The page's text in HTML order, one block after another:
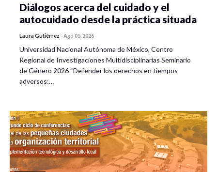
Diálogos acerca del cuidado y el
autocuidado desde la práctica situada
Laura Gutiérrez -Ago 05, 2026
Universidad Nacional Autónoma de México, Centro
Regional de Investigaciones Multidisciplinarias Seminario
de Género 2026 “Defender los derechos en tiempos
adversos:…